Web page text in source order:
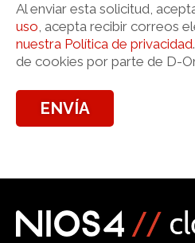
Al enviar esta solicitud,
uso, acepta recibir correos
nuestra Política de privacidad
de cookies por parte de D-
ENVÍA